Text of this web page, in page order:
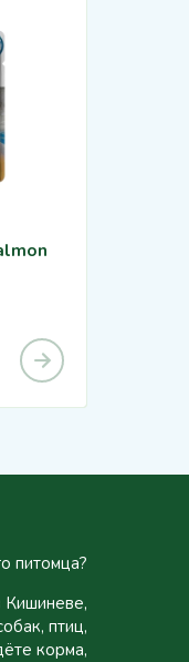
питомца?
Кишиневе,
птиц,
корма,